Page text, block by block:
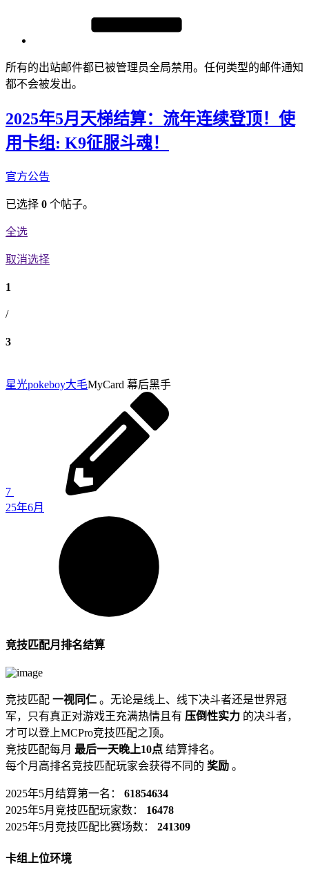
所有的出站邮件都已被管理员全局禁用。任何类型的邮件通知
都不会被发出。
2025年5月天梯结算：流年连续登顶！使
用卡组: K9征服斗魂！
官方公告
已选择 0 个帖子。
全选
取消选择
1
/
3
星光pokeboy大毛MyCard 幕后黑手
7
25年6月
竞技匹配月排名结算
竞技匹配 一视同仁 。无论是线上、线下决斗者还是世界冠
军，只有真正对游戏王充满热情且有 压倒性实力 的决斗者，
才可以登上MCPro竞技匹配之顶。
竞技匹配每月 最后一天晚上10点 结算排名。
每个月高排名竞技匹配玩家会获得不同的 奖励 。
2025年5月结算第一名： 61854634
2025年5月竞技匹配玩家数： 16478
2025年5月竞技匹配比赛场数： 241309
卡组上位环境